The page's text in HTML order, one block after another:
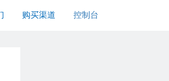
购买渠道 控制台